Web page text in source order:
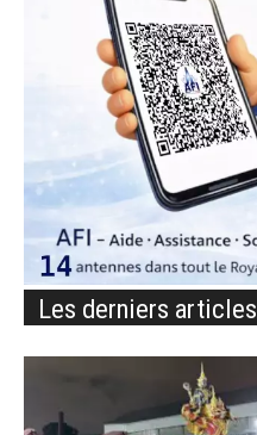
Les derniers articles